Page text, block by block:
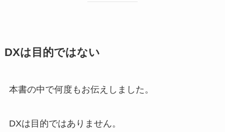
DXは目的ではない
本書の中で何度もお伝えしました。
DXは目的ではありません。